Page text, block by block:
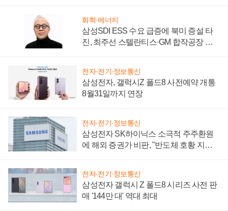
화학·에너지
삼성SDI ESS 수요 급증에 북미 증설 타
진, 최주선 스텔란티스·GM 합작공장 건
전자·전기·정보통신
삼성전자, 갤럭시Z 폴드8 사전예약 개통
8월31일까지 연장
전자·전기·정보통신
삼성전자 SK하이닉스 소극적 주주환원
에 해외 증권가 비판, "반도체 호황 지속
전자·전기·정보통신
삼성전자 갤럭시 Z 폴드8 시리즈 사전 판
매 '144만 대' 역대 최대